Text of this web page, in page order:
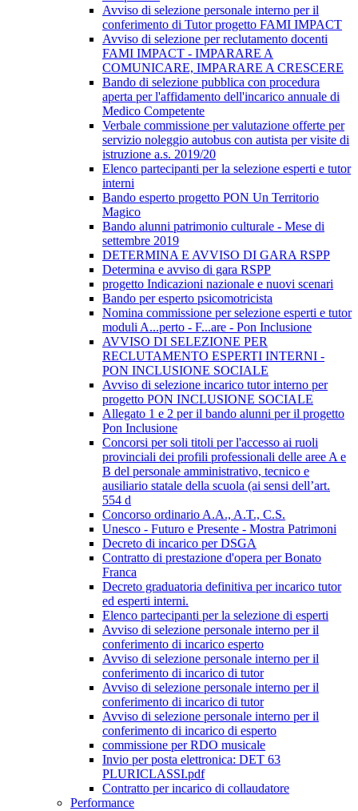
Avviso di selezione personale interno per il
conferimento di Tutor progetto FAMI IMPACT
Avviso di selezione per reclutamento docenti
FAMI IMPACT - IMPARARE A
COMUNICARE, IMPARARE A CRESCERE
Bando di selezione pubblica con procedura
aperta per l'affidamento dell'incarico annuale di
Medico Competente
Verbale commissione per valutazione offerte per
servizio noleggio autobus con autista per visite di
istruzione a.s. 2019/20
Elenco partecipanti per la selezione esperti e tutor
interni
Bando esperto progetto PON Un Territorio
Magico
Bando alunni patrimonio culturale - Mese di
settembre 2019
DETERMINA E AVVISO DI GARA RSPP
Determina e avviso di gara RSPP
progetto Indicazioni nazionale e nuovi scenari
Bando per esperto psicomotricista
Nomina commissione per selezione esperti e tutor
moduli A...perto - F...are - Pon Inclusione
AVVISO DI SELEZIONE PER
RECLUTAMENTO ESPERTI INTERNI -
PON INCLUSIONE SOCIALE
Avviso di selezione incarico tutor interno per
progetto PON INCLUSIONE SOCIALE
Allegato 1 e 2 per il bando alunni per il progetto
Pon Inclusione
Concorsi per soli titoli per l'accesso ai ruoli
provinciali dei profili professionali delle aree A e
B del personale amministrativo, tecnico e
ausiliario statale della scuola (ai sensi dell’art.
554 d
Concorso ordinario A.A., A.T., C.S.
Unesco - Futuro e Presente - Mostra Patrimoni
Decreto di incarico per DSGA
Contratto di prestazione d'opera per Bonato
Franca
Decreto graduatoria definitiva per incarico tutor
ed esperti interni.
Elenco partecipanti per la selezione di esperti
Avviso di selezione personale interno per il
conferimento di incarico esperto
Avviso di selezione personale interno per il
conferimento di incarico di tutor
Avviso di selezione personale interno per il
conferimento di incarico di tutor
Avviso di selezione personale interno per il
conferimento di incarico di esperto
commissione per RDO musicale
Invio per posta elettronica: DET 63
PLURICLASSI.pdf
Contratto per incarico di collaudatore
Performance